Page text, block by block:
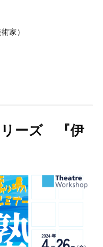
家）
リーズ 『伊